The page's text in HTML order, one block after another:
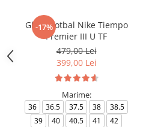
-17%
Ghete fotbal Nike Tiempo
Premier III U TF
479,00 Lei
399,00 Lei
Marime:
36 36.5 37.5 38
38.5
39
40 40.5 41
42